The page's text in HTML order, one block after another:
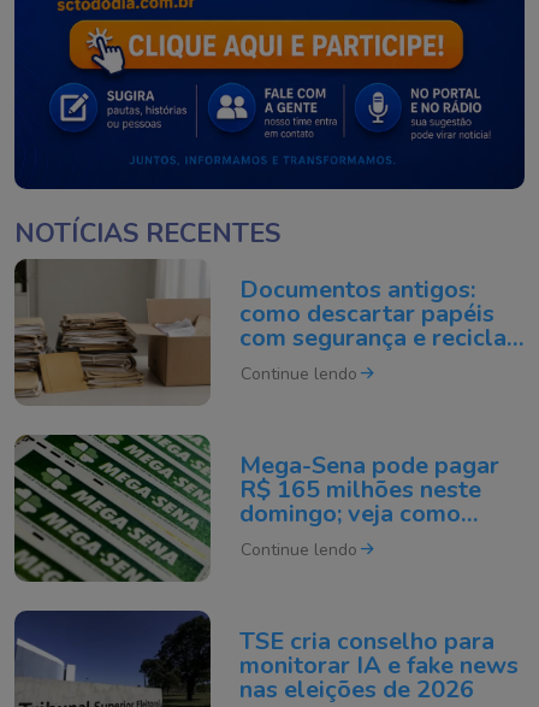
NOTÍCIAS RECENTES
Documentos antigos:
como descartar papéis
com segurança e reciclar
do jeito certo
Continue lendo
Mega-Sena pode pagar
R$ 165 milhões neste
domingo; veja como
apostar
Continue lendo
TSE cria conselho para
monitorar IA e fake news
nas eleições de 2026